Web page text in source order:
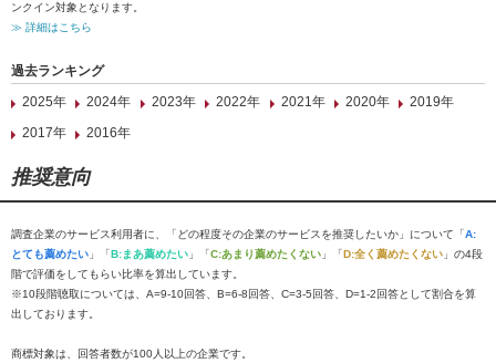
ンクイン対象となります。
≫ 詳細はこちら
過去ランキング
2025年
2024年 2023年 2022年 2021年 2020年
2019年
2017年
2016年
推奨意向
調査企業のサービス利用者に、「どの程度その企業のサービスを推奨したいか」について「A:
とても薦めたい 」「B:まあ薦めたい 」「C:あまり薦めたくない 」「D:全く薦めたくない 」の4段
階で評価をしてもらい比率を算出しています。
※10段階聴取については、A=9-10回答、B=6-8回答、C=3-5回答、D=1-2回答として割合を算
出しております。
商標対象は、回答者数が100人以上の企業です。